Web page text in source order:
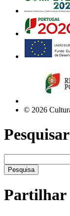
© 2026
Pesquisar
Pesquisa
Partilhar